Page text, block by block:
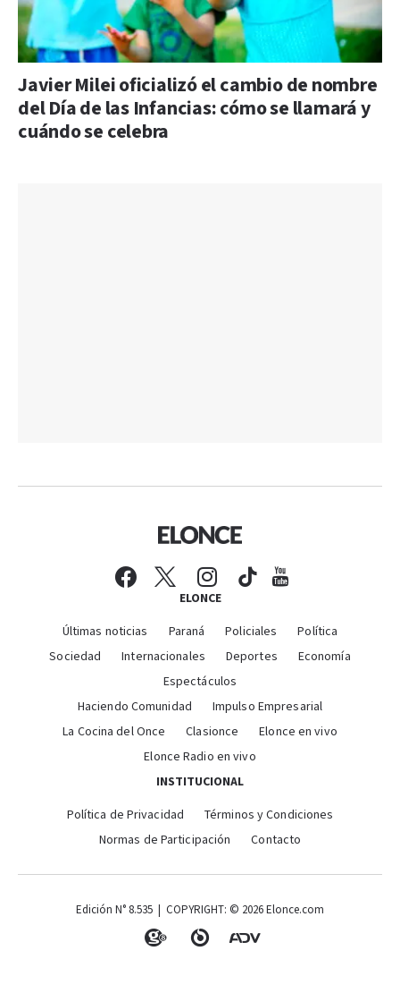
Javier Milei oficializó el cambio de nombre
del Día de las Infancias: cómo se llamará y
cuándo se celebra
ELONCE
Últimas noticias Paraná Policiales
Política
Sociedad
Internacionales Deportes
Economía
Espectáculos
Haciendo Comunidad
Impulso Empresarial
La Cocina del Once
Clasionce
Elonce en vivo
Elonce Radio en vivo
INSTITUCIONAL
Política de Privacidad
Términos y Condiciones
Normas de Participación
Contacto
Edición N° 8.535 | COPYRIGHT: © 2026 Elonce.com